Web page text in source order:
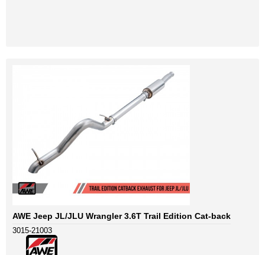
AWE Jeep JL/JLU Wrangler 3.6T Trail Edition Cat-back
3015-21003